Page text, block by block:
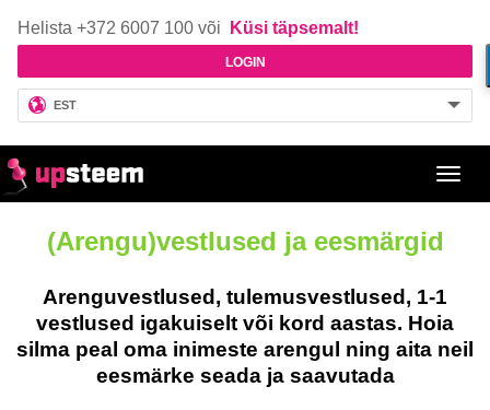
Helista +372 6007 100 või Küsi täpsemalt!
LOGIN
EST
(Arengu)vestlused ja eesmärgid
Arenguvestlused, tulemusvestlused, 1-1
vestlused igakuiselt või kord aastas. Hoia
silma peal oma inimeste arengul ning aita neil
eesmärke seada ja saavutada